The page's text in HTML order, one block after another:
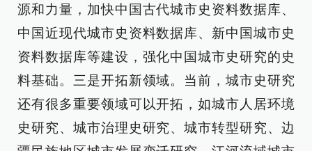
源和力量，加快中国古代城市史资料数据库、
中国近现代城市史资料数据库、新中国城市史
资料数据库等建设，强化中国城市史研究的史
料基础。三是开拓新领域。当前，城市史研究
还有很多重要领域可以开拓，如城市人居环境
史研究、城市治理史研究、城市转型研究、边